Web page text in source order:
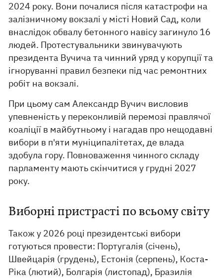
2024 року. Вони почалися після катастрофи на
залізничному вокзалі у місті Новий Сад, коли
внаслідок обвалу бетонного навісу загинуло 16
людей. Протестувальники звинувачують
президента Вучича та чинний уряд у корупції та
ігноруванні правил безпеки під час ремонтних
робіт на вокзалі.
При цьому сам Александр Вучич висловив
упевненість у переконливій перемозі правлячої
коаліції в майбутньому і нагадав про нещодавні
вибори в п'яти муніципалітетах, де влада
здобула гору. Повноваження чинного складу
парламенту мають скінчитися у грудні 2027
року.
Виборні пристрасті по всьому світу
Також у 2026 році президентські вибори
готуються провести: Португалія (січень),
Швейцарія (грудень), Естонія (серпень), Коста-
Ріка (лютий), Болгарія (листопад), Бразилія